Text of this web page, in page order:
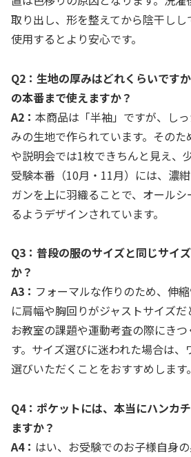
取り出し、形を整えてから陰干し
使用するとより安心です。
Q2：生地の厚みはどれくらいです
の本番まで使えますか？
A2： 本商品は「半袖」ですが、し
みの生地で作られています。その
や説明会では1枚できちんと見え、
受験本番（10月・11月）には、濃
ガンを上に羽織ることで、オール
るようデザインされています。
Q3：普段の服のサイズと同じサイ
か？
A3： フォーマルな作りのため、伸
に肩幅や胸回りがジャストサイズ
お教室の課題や運動考査の際にき
す。サイズ選びに迷われた場合は
選びいただくことをおすすめします。
Q4：ポケットには、本当にハンカ
ますか？
A4： はい、お受験でのお子様自身